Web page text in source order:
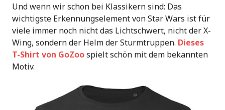
Und wenn wir schon bei Klassikern sind: Das
wichtigste Erkennungselement von Star Wars ist für
viele immer noch nicht das Lichtschwert, nicht der X-
Wing, sondern der Helm der Sturmtruppen. Dieses
T-Shirt von GoZoospielt schön mit dem bekannten
Motiv.